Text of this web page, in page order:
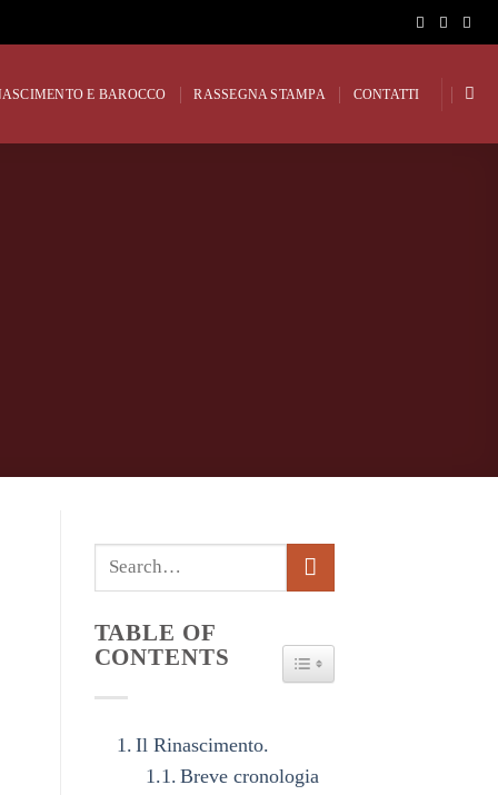
E BAROCCO RASSEGNA STAMPA CONTATTI
TABLE OF
CONTENTS
TOGGLE TABLE OF
Il Rinascimento.
Breve cronologia